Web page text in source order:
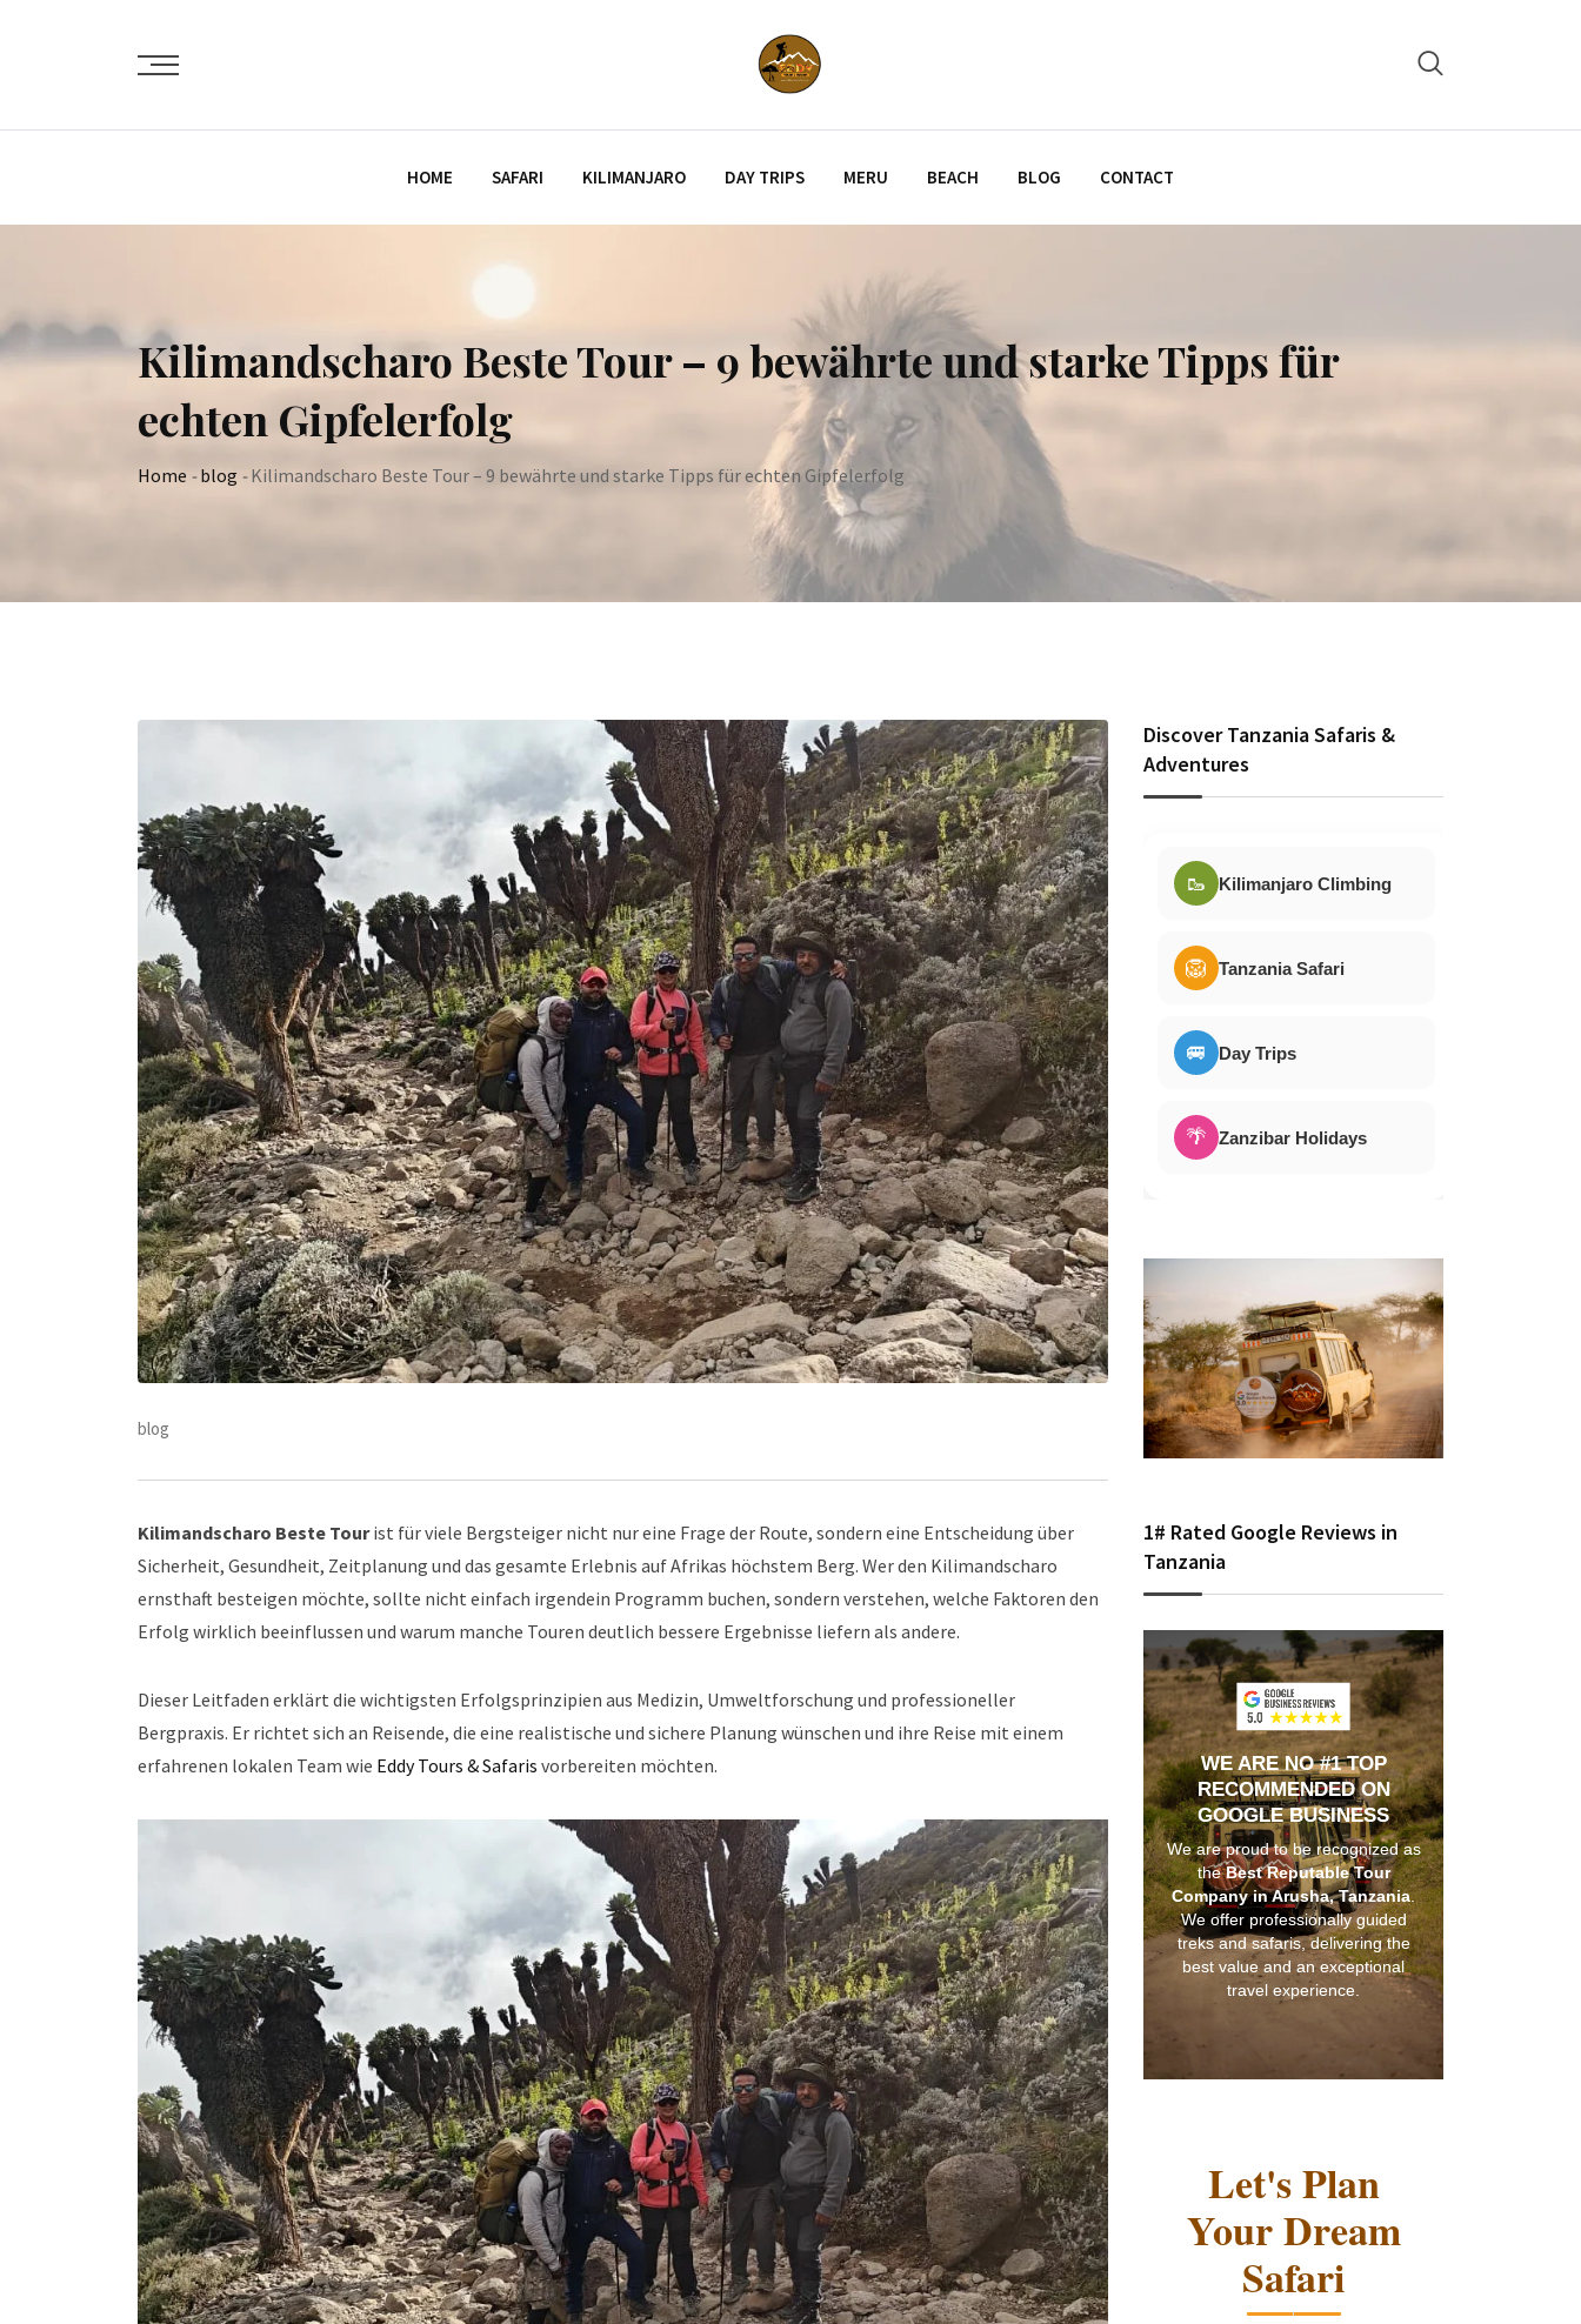
HOME SAFARI KILIMANJARO DAY TRIPS MERU BEACH BLOG CONTACT
Kilimandscharo Beste Tour – 9 bewährte und starke Tipps für
echten Gipfelerfolg
Home -blog -Kilimandscharo Beste Tour – 9 bewährte und starke Tipps für echten Gipfelerfolg
blog
Kilimandscharo Beste Tourist für viele Bergsteiger nicht nur eine Frage der Route, sondern eine Entscheidung über
Sicherheit, Gesundheit, Zeitplanung und das gesamte Erlebnis auf Afrikas höchstem Berg. Wer den Kilimandscharo
ernsthaft besteigen möchte, sollte nicht einfach irgendein Programm buchen, sondern verstehen, welche Faktoren den
Erfolg wirklich beeinflussen und warum manche Touren deutlich bessere Ergebnisse liefern als andere.
Dieser Leitfaden erklärt die wichtigsten Erfolgsprinzipien aus Medizin, Umweltforschung und professioneller
Bergpraxis. Er richtet sich an Reisende, die eine realistische und sichere Planung wünschen und ihre Reise mit einem
erfahrenen lokalen Team wie Eddy Tours & Safaris vorbereiten möchten.
Discover Tanzania Safaris &
Adventures
🥾 Kilimanjaro Climbing
🦁 Tanzania Safari
🚐 Day Trips
🌴 Zanzibar Holidays
1# Rated Google Reviews in
Tanzania
WE ARE NO #1 TOP
RECOMMENDED ON
GOOGLE BUSINESS
We are proud to be recognized as
theBest Reputable Tour
Company in Arusha, Tanzania.
We offer professionally guided
treks and safaris, delivering the
best value and an exceptional
travel experience.
Let's Plan
Your Dream
Safari